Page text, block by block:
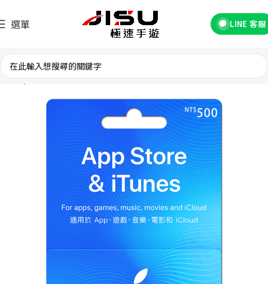
選單 LINE 客服
首頁 禮品卡專區